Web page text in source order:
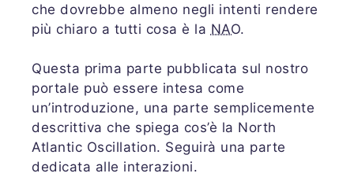
che dovrebbe almeno negli intenti rendere
più chiaro a tutti cosa è la NAO.
Questa prima parte pubblicata sul nostro
portale può essere intesa come
un’introduzione, una parte semplicemente
descrittiva che spiega cos’è la North
Atlantic Oscillation. Seguirà una parte
dedicata alle interazioni.